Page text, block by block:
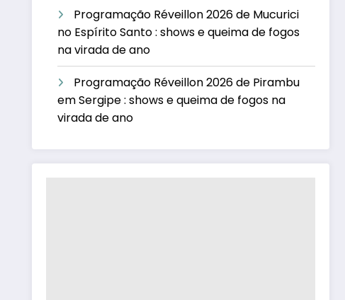
Programação Réveillon 2026 de Mucurici
no Espírito Santo : shows e queima de fogos
na virada de ano
Programação Réveillon 2026 de Pirambu
em Sergipe : shows e queima de fogos na
virada de ano